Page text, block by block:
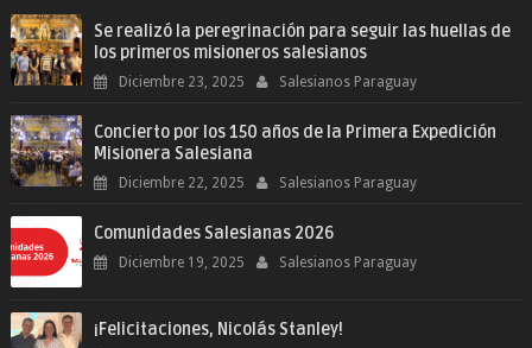
Se realizó la peregrinación para seguir las huellas de
los primeros misioneros salesianos
Diciembre 23, 2025 Salesianos Paraguay
Concierto por los 150 años de la Primera Expedición
Misionera Salesiana
Diciembre 22, 2025 Salesianos Paraguay
Comunidades Salesianas 2026
Diciembre 19, 2025 Salesianos Paraguay
¡Felicitaciones, Nicolás Stanley!